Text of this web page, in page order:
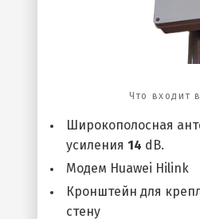
Что входит
Широкополосная
усиления14 dB.
Модем Huawei Hilink
Кронштейн для
стену